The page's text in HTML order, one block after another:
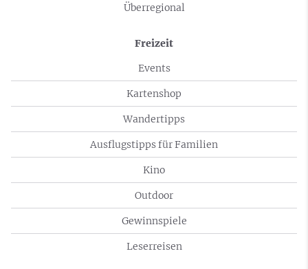
Überregional
Freizeit
Events
Kartenshop
Wandertipps
Ausflugstipps für Familien
Kino
Outdoor
Gewinnspiele
Leserreisen